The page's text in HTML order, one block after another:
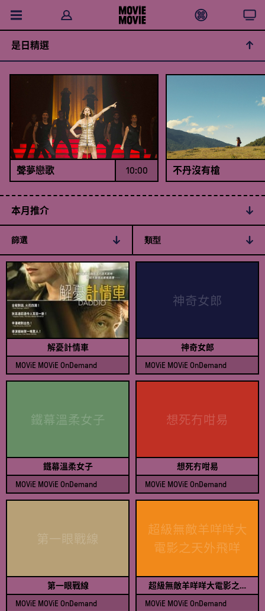
是日精選
聲夢戀歌 10:00 不丹沒有槍
本月推介
篩選
與戲院同步放映
自選服務
精選推介
類型
人物
紀錄片
激動
奇幻
解憂計情車
MOViE MOViE OnDemand
查看節目表
神奇女郎
神奇女郎
MOViE MOViE OnDemand
查看節目表
鐵幕溫柔女子
鐵幕溫柔女子
MOViE MOViE OnDemand
查看節目表
想死冇咁易
想死冇咁易
MOViE MOViE OnDemand
查看節目表
第一眼戰線
第一眼戰線
MOViE MOViE OnDemand
超級無敵羊咩咩大
電影之天外飛咩
超級無敵羊咩咩大電影之天外飛咩
MOViE MOViE OnDemand